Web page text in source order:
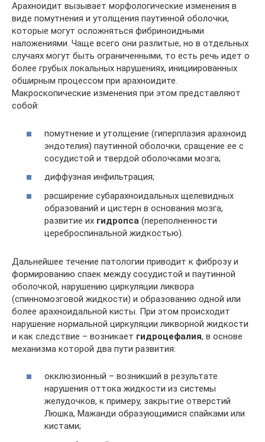
Арахноидит вызывает морфологические изменения в
виде помутнения и утолщения паутинной оболочки,
которые могут осложняться фибриноидными
наложениями. Чаще всего они разлитые, но в отдельных
случаях могут быть ограниченными, то есть речь идет о
более грубых локальных нарушениях, инициированных
обширным процессом при арахноидите.
Макроскопические изменения при этом представляют
собой:
помутнение и утолщение (гиперплазия арахноид
эндотелия) паутинной оболочки, сращение ее с
сосудистой и твердой оболочками мозга;
диффузная инфильтрация;
расширение субарахноидальных щелевидных
образований и цистерн в основания мозга,
развитие их гидропса (переполненности
цереброспинальной жидкостью).
Дальнейшее течение патологии приводит к фиброзу и
формированию спаек между сосудистой и паутинной
оболочкой, нарушению циркуляции ликвора
(спинномозговой жидкости) и образованию одной или
более арахноидальной кисты. При этом происходит
нарушение нормальной циркуляции ликворной жидкости
и как следствие – возникает гидроцефалия, в основе
механизма которой два пути развития:
окклюзионный – возникший в результате
нарушения оттока жидкости из системы
желудочков, к примеру, закрытие отверстий
Люшка, Мажанди образующимися спайками или
кистами;